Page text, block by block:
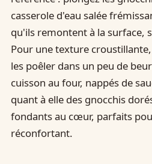
casserole d'eau salée
qu'ils remontent à la surface,
Pour une texture
les poêler dans un peu de
cuisson au four, nappés de
quant à elle des gnocchis
fondants au cœur, parfaits
réconfortant.